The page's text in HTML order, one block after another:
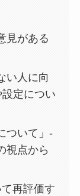
見がある
い人に向
定につい
ついて」-
視点から
再評価す